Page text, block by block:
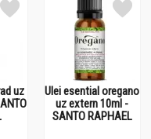
uz
Ulei esential oregano
uz extern 10ml -
SANTO RAPHAEL